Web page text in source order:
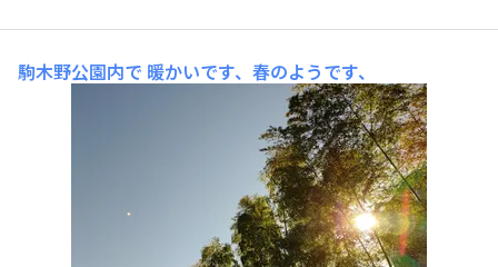
駒木野公園内で 暖かいです、春のようです、